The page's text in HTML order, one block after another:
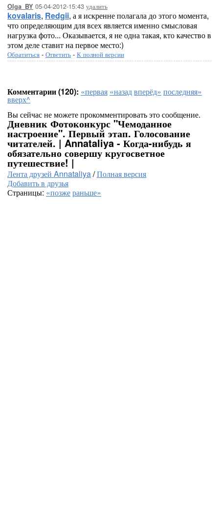
Olga_BY 05-04-2012-15:43 удалить
kovalaris, Redgii, а я искренне полагала до этого момента,
что определяющим для всех является именно смысловая
нагрузка фото... Оказывается, я не одна такая, кто качество в
этом деле ставит на первое место:)
Обратиться - Ответить - К полной версии
Комментарии (120): «первая «назадвперёд» последняя»
вверх^
Вы сейчас не можете прокомментировать это сообщение.
Дневник Фотоконкурс "Чемоданное
настроение". Первый этап. Голосование
читателей. | Annataliya - Когда-нибудь я
обязательно совершу кругосветное
путешествие! |
Лента друзей Annataliya/Полная версия
Добавить в друзья
Страницы: «позжераньше»